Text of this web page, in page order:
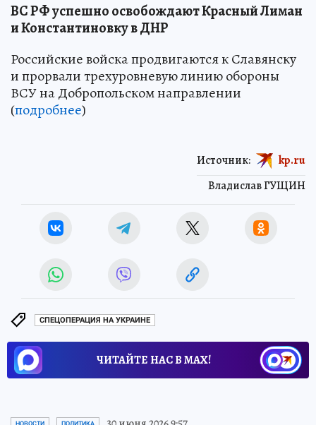
ВС РФ успешно освобождают Красный Лиман
и Константиновку в ДНР
Российские войска продвигаются к Славянску
и прорвали трехуровневую линию обороны
ВСУ на Добропольском направлении
(подробнее)
Владислав ГУЩИН
Источник: kp.ru
СПЕЦОПЕРАЦИЯ НА УКРАИНЕ
ЧИТАЙТЕ НАС В МАХ!
НОВОСТИ ПОЛИТИКА